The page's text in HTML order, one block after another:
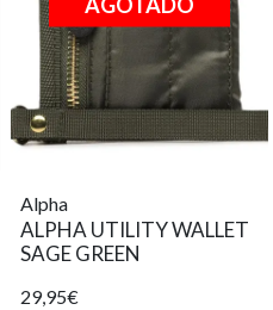
Alpha
ALPHA UTILITY WALLET
SAGE GREEN
29,95€